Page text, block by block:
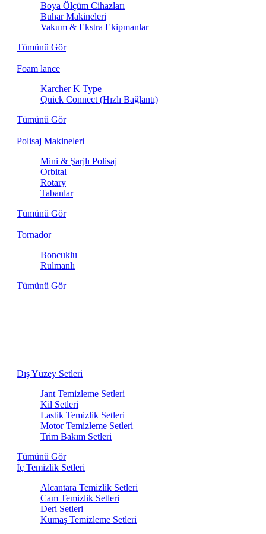
Boya Ölçüm Cihazları
Buhar Makineleri
Vakum & Ekstra Ekipmanlar
Tümünü Gör
Foam lance
Karcher K Type
Quick Connect (Hızlı Bağlantı)
Tümünü Gör
Polisaj Makineleri
Mini & Şarjlı Polisaj
Orbital
Rotary
Tabanlar
Tümünü Gör
Tornador
Boncuklu
Rulmanlı
Tümünü Gör
Dış Yüzey Setleri
Jant Temizleme Setleri
Kil Setleri
Lastik Temizlik Setleri
Motor Temizleme Setleri
Trim Bakım Setleri
Tümünü Gör
İç Temizlik Setleri
Alcantara Temizlik Setleri
Cam Temizlik Setleri
Deri Setleri
Kumaş Temizleme Setleri